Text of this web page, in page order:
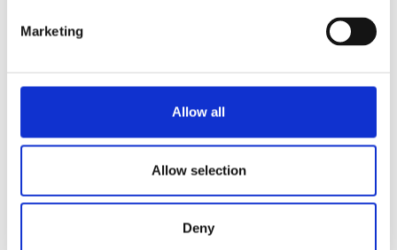
Marketing
Allow all
Allow selection
Deny
utelukker Americano fra drikkealternativene.
VALG AV DRIKKE
Moccachino